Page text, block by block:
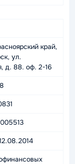
край,
ул.
д. 88. оф. 2-16